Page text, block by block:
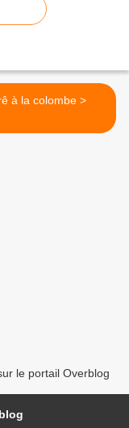
Korê à la colombe >
le portail Overblog